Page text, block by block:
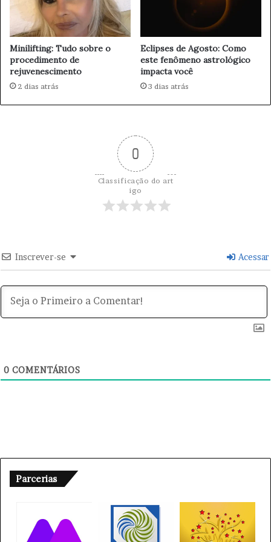
r
a
p
r
o
o
Minilifting: Tudo sobre o
procedimento de
rejuvenescimento
2 dias atrás
Eclipses de Agosto: Como
este fenômeno astrológico
impacta você
3 dias atrás
0
Classificação do art
igo
Inscrever-se Acessar
0 COMENTÁRIOS
Parcerias